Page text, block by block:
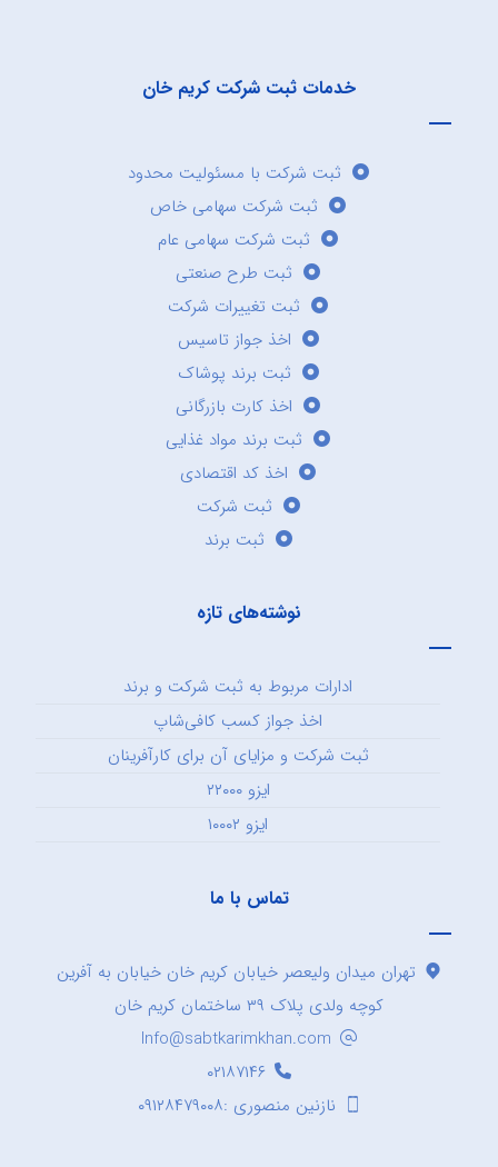
خدمات ثبت شرکت کریم خان
ثبت شرکت با مسئولیت محدود
ثبت شرکت سهامی خاص
ثبت شرکت سهامی عام
ثبت طرح صنعتی
ثبت تغییرات شرکت
اخذ جواز تاسیس
ثبت برند پوشاک
اخذ کارت بازرگانی
ثبت برند مواد غذایی
اخذ کد اقتصادی
ثبت شرکت
ثبت برند
نوشته‌های تازه
ادارات مربوط به ثبت شرکت و برند
اخذ جواز کسب کافی‌شاپ
ثبت شرکت و مزایای آن برای کارآفرینان
ایزو ۲۲۰۰۰
ایزو ۱۰۰۰۲
تماس با ما
تهران میدان ولیعصر خیابان کریم خان خیابان به آفرین
کوچه ولدی پلاک ۳۹ ساختمان کریم خان
Info@sabtkarimkhan.com
۰۲۱۸۷۱۴۶
نازنین منصوری :۰۹۱۲۸۴۷۹۰۰۸